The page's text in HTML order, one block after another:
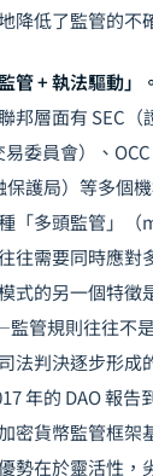
低了監管的不
管 + 執法驅動」。
層面有 SEC（
委員會）、
護局）等多個
「多頭監管」
往需要同時應對
式的另一個特徵
管規則往往不
法判決逐步形成
年的 DAO 報告
密貨幣監管框架
勢在於靈活性，